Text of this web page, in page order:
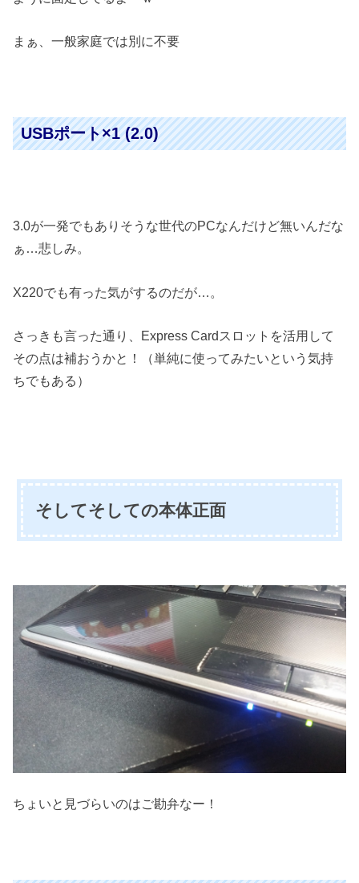
まぁ、一般家庭では別に不要
USBポート×1 (2.0)
3.0が一発でもありそうな世代のPCなんだけど無いんだな
ぁ…悲しみ。
X220でも有った気がするのだが…。
さっきも言った通り、Express Cardスロットを活用して
その点は補おうかと！（単純に使ってみたいという気持
ちでもある）
そしてそしての本体正面
ちょいと見づらいのはご勘弁なー！